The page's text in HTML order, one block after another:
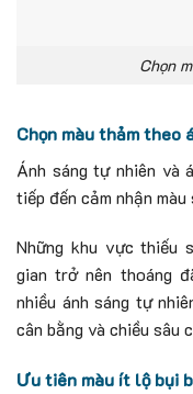
Chọn
Chọn màu thảm theo
Ánh sáng tự nhiên và
tiếp đến cảm nhận màu
Những khu vực thiếu
gian trở nên thoáng
nhiều ánh sáng tự
cân bằng và chiều sâu
Ưu tiên màu ít lộ bụi